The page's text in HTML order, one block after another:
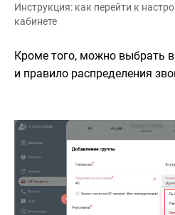
Инструкция: как перейти к
кабинете
Кроме того, можно выбрать
и правило распределения